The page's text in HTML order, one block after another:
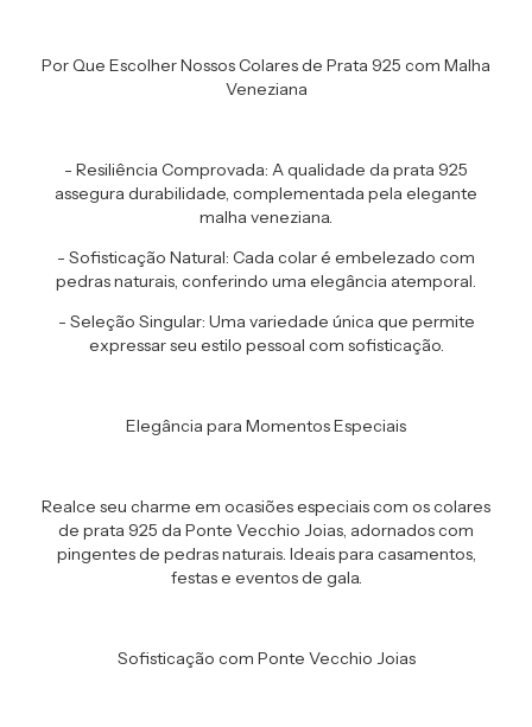
Por Que Escolher Nossos Colares de Prata 925 com Malha
Veneziana
- Resiliência Comprovada: A qualidade da prata 925
assegura durabilidade, complementada pela elegante
malha veneziana.
- Sofisticação Natural: Cada colar é embelezado com
pedras naturais, conferindo uma elegância atemporal.
- Seleção Singular: Uma variedade única que permite
expressar seu estilo pessoal com sofisticação.
Elegância para Momentos Especiais
Realce seu charme em ocasiões especiais com os colares
de prata 925 da Ponte Vecchio Joias, adornados com
pingentes de pedras naturais. Ideais para casamentos,
festas e eventos de gala.
Sofisticação com Ponte Vecchio Joias